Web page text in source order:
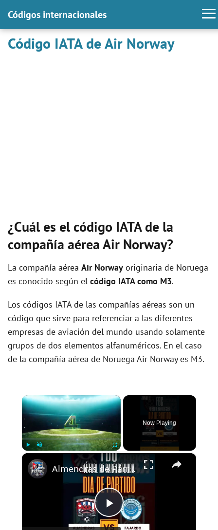
Códigos internacionales
Código IATA de Air Norway
¿Cuál es el código IATA de la
compañía aérea Air Norway?
La compañía aérea Air Norway originaria de Noruega
es conocido según el código IATA como M3.
Los códigos IATA de las compañías aéreas son un
código que sirve para referenciar a las diferentes
empresas de aviación del mundo usando solamente
grupos de dos elementos alfanuméricos. En el caso
de la compañía aérea de Noruega Air Norway es M3.
×
Fullscreen
Now Playing
×
P
Almendras de Párraga VS Fajardo (Partido 72) - #futboldebarrioscuba